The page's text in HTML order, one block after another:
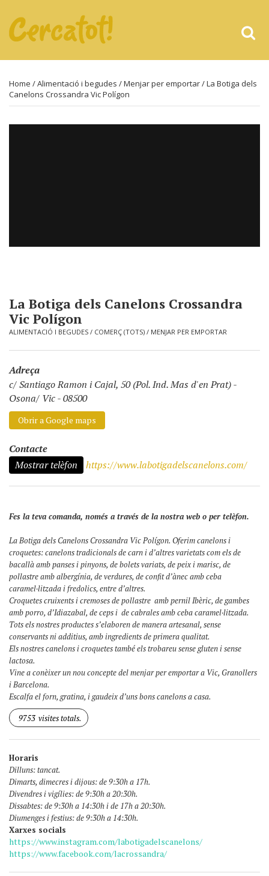
Home /Alimentació i begudes /Menjar per emportar/ La Botiga dels
Canelons Crossandra Vic Polígon
La Botiga dels Canelons Crossandra
Vic Polígon
ALIMENTACIÓ I BEGUDES / COMERÇ (TOTS) / MENJAR PER EMPORTAR
Adreça
c/ Santiago Ramon i Cajal, 50 (Pol. Ind. Mas d'en Prat)-
Osona/ Vic - 08500
Obrir a Google maps
Contacte
Mostrar telèfon
https://www.labotigadelscanelons.com/
Fes la teva comanda, només a través de la nostra web o per telèfon.
La Botiga dels Canelons Crossandra Vic Polígon. Oferim canelons i
croquetes: canelons tradicionals de carn i d’altres varietats com els de
bacallà amb panses i pinyons, de bolets variats, de peix i marisc, de
pollastre amb albergínia, de verdures, de confit d’ànec amb ceba
caramel·litzada i fredolics, entre d’altres.
Croquetes cruixents i cremoses de pollastre amb pernil Ibèric, de gambes
amb porro, d’Idiazabal, de ceps i de cabrales amb ceba caramel·litzada.
Tots els nostres productes s’elaboren de manera artesanal, sense
conservants ni additius, amb ingredients de primera qualitat.
Els nostres canelons i croquetes també els trobareu sense gluten i sense
lactosa.
Vine a conèixer un nou concepte del menjar per emportar a Vic, Granollers
i Barcelona.
Escalfa el forn, gratina, i gaudeix d’uns bons canelons a casa.
9753 visites totals.
Horaris
Dilluns: tancat.
Dimarts, dimecres i dijous: de 9:30h a 17h.
Divendres i vigílies: de 9:30h a 20:30h.
Dissabtes: de 9:30h a 14:30h i de 17h a 20:30h.
Diumenges i festius: de 9:30h a 14:30h.
Xarxes socials
https://www.instagram.com/labotigadelscanelons/
https://www.facebook.com/lacrossandra/